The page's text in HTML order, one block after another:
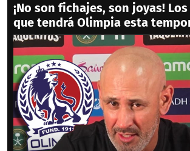
¡No son fichajes, son joyas!
que tendrá Olimpia esta